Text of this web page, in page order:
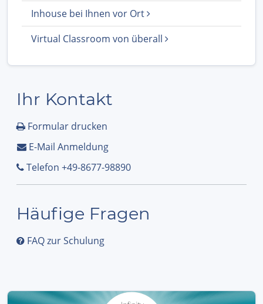
Inhouse bei Ihnen vor Ort
Virtual Classroom von überall
Ihr Kontakt
Formular drucken
E-Mail Anmeldung
Telefon +49-8677-98890
Häufige Fragen
FAQ zur Schulung